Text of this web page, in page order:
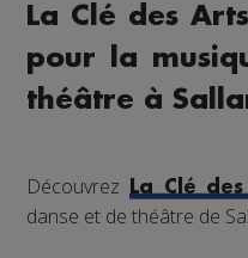
La Clé des
pour la
théâtre à
Découvrez La Clé
danse et de théâtre de